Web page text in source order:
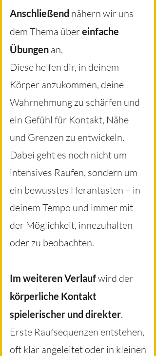
Anschließend nähern wir uns
dem Thema übereinfache
Übungen an.
Diese helfen dir, in deinem
Körper anzukommen, deine
Wahrnehmung zu schärfen und
ein Gefühl für Kontakt, Nähe
und Grenzen zu entwickeln.
Dabei geht es noch nicht um
intensives Raufen, sondern um
ein bewusstes Herantasten – in
deinem Tempo und immer mit
der Möglichkeit, innezuhalten
oder zu beobachten.
Im weiteren Verlaufwird der
körperliche Kontakt
spielerischer und direkter.
Erste Raufsequenzen entstehen,
oft klar angeleitet oder in kleinen